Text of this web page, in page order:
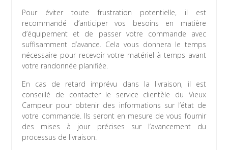
Pour éviter toute frustration potentielle, il est
recommandé d’anticiper vos besoins en matière
d’équipement et de passer votre commande avec
suffisamment d’avance. Cela vous donnera le temps
nécessaire pour recevoir votre matériel à temps avant
votre randonnée planifiée.
En cas de retard imprévu dans la livraison, il est
conseillé de contacter le service clientèle du Vieux
Campeur pour obtenir des informations sur l’état de
votre commande. Ils seront en mesure de vous fournir
des mises à jour précises sur l’avancement du
processus de livraison.